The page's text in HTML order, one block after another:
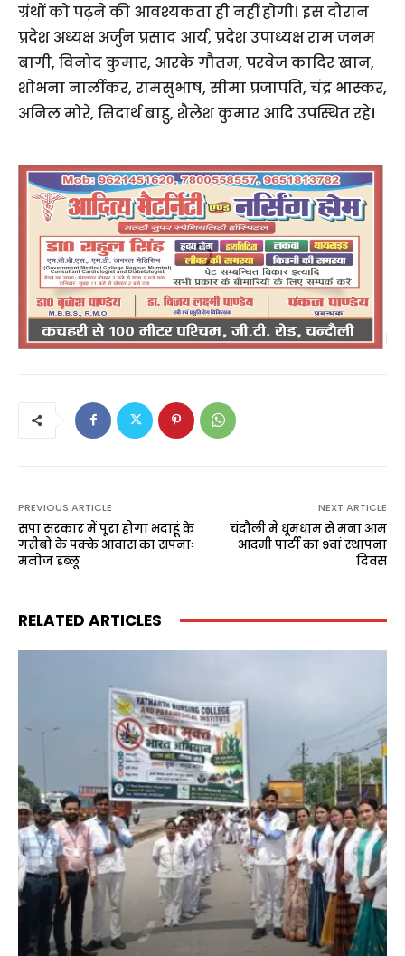
ग्रंथों को पढ़ने की आवश्यकता ही नहीं होगी। इस दौरान
प्रदेश अध्यक्ष अर्जुन प्रसाद आर्य, प्रदेश उपाध्यक्ष राम जनम
बागी, विनोद कुमार, आरके गौतम, परवेज कादिर खान,
शोभना नार्लीकर, रामसुभाष, सीमा प्रजापति, चंद्र भास्कर,
अनिल मोरे, सिदार्थ बाहु, शैलेश कुमार आदि उपस्थित रहे।
PREVIOUS ARTICLE
सपा सरकार में पूरा होगा भदाहूं के
गरीबों के पक्के आवास का सपनाः
मनोज डब्लू
NEXT ARTICLE
चंदौली में धूमधाम से मना आम
आदमी पार्टी का 9वां स्थापना
दिवस
RELATED ARTICLES